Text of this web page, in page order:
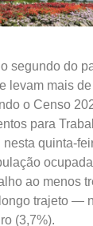
segundo do
levam mais
o Censo
para
quinta-
ao menos
trajeto —
(3,7%).